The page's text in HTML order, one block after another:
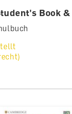
Book